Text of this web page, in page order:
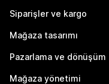
Siparişler ve kargo
Mağaza tasarımı
Pazarlama ve dönüşüm
Mağaza yönetimi